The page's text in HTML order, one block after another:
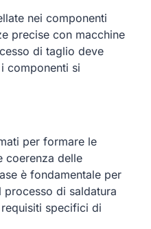
nei componenti
precise con macchine
di taglio deve
componenti si
per formare le
coerenza delle
è fondamentale per
di saldatura
specifici di